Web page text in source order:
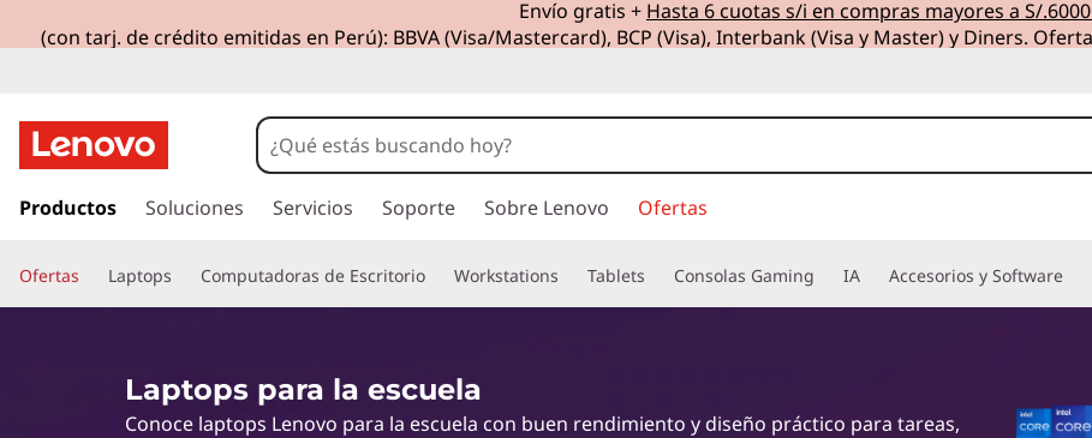
m
e
Envío gratis + Hasta 6 cuotas s/i en compras mayores a S/
(con tarj. de crédito emitidas en Perú): BBVA (Visa/Mastercard), BCP (Visa), Interbank (Visa y Master) y Diners.
r
c
o
Productos Soluciones Servicios Soporte Sobre Lenovo Ofertas
Ofertas Laptops Computadoras de Escritorio Workstations Tablets Consolas Gaming IA Accesorios y Software
Laptops para la escuela
Conoce laptops Lenovo para la escuela con buen rendimiento y diseño práctico para tareas,